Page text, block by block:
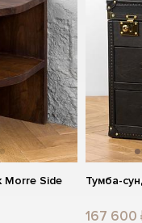
Morre Side
Тумба-
167 600